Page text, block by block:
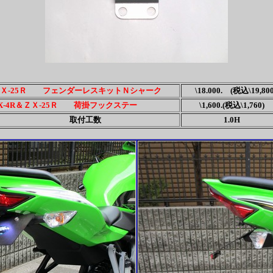
-25Ｒ フェンダーレスキットＮシャーク
\18.000. (税込
4R＆ＺＸ-25Ｒ 荷掛フックステー
\1,600.(税込\1,760)
取付工数
1.0H